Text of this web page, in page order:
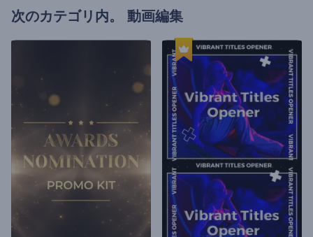
次のカテゴリ内。 動画編集